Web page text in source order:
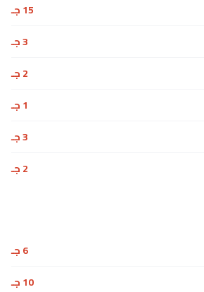
15 جـ
3 جـ
2 جـ
1 جـ
3 جـ
2 جـ
6 جـ
10 جـ